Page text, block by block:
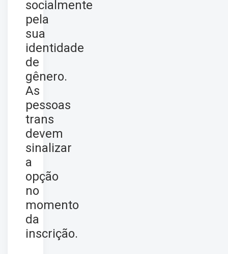
socialmente
pela
sua
identidade
de
gênero.
As
pessoas
trans
devem
sinalizar
a
opção
no
momento
da
inscrição.